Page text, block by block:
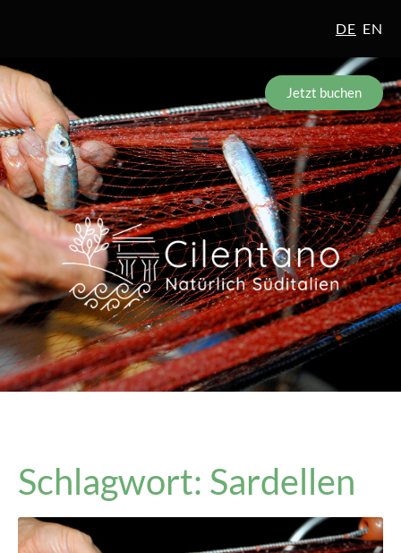
DE EN
Jetzt buchen
Schlagwort: Sardellen